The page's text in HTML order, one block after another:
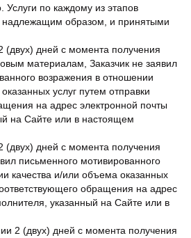
по каждому из этапов
надлежащим образом, и принятыми
дней с момента получения
материалам, Заказчик не заявил
возражения в отношении
услуг путем отправки
на адрес электронной почты
на Сайте или в настоящем
дней с момента получения
письменного мотивированного
качества и/или объема оказанных
обращения на адрес
указанный на Сайте или в
(двух) дней с момента получения